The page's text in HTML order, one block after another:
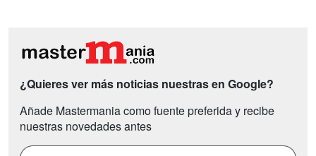
¿Quieres ver más noticias nuestras en Google?
Añade Mastermania como fuente preferida y recibe
nuestras novedades antes